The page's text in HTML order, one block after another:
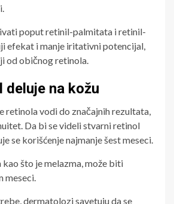
poput retinil-palmitata i retinil-
efekat i manje iritativni potencijal,
od običnog retinola.
deluje na kožu
retinola vodi do značajnih rezultata,
Da bi se videli stvarni retinol
se korišćenje najmanje šest meseci.
što je melazma, može biti
meseci.
dermatolozi savetuju da se